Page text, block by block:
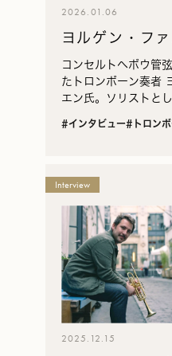
2026.01.06
ヨルゲン・フ
インタビュー
ヌ・クルトワ
アムステルダ
の未来
コンセルトヘボウ管
たトロンボーン奏者
エン氏。ソリストと
も力を注ぐ氏に、現
ストロンボーン “クリ
#インタビュー#トロンボ
Interview
2025.12.15